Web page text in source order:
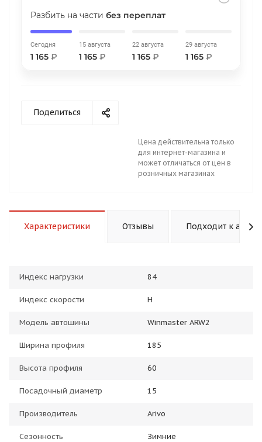
Разбить на части без переплат
Сегодня
1 165 ₽
15 августа
1 165 ₽
22 августа
1 165 ₽
29 августа
1 165 ₽
Поделиться
Цена действительна только
для интернет-магазина и
может отличаться от цен в
розничных магазинах
Характеристики Отзывы Подходит к авто
Индекс нагрузки 84
Индекс скорости H
Модель автошины Winmaster ARW2
Ширина профиля 185
Высота профиля 60
Посадочный диаметр 15
Производитель Arivo
Сезонность Зимние